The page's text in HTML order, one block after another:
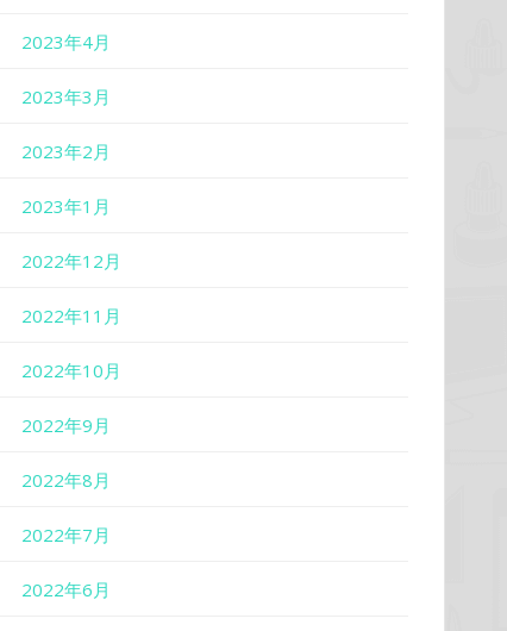
2023年4月
2023年3月
2023年2月
2023年1月
2022年12月
2022年11月
2022年10月
2022年9月
2022年8月
2022年7月
2022年6月